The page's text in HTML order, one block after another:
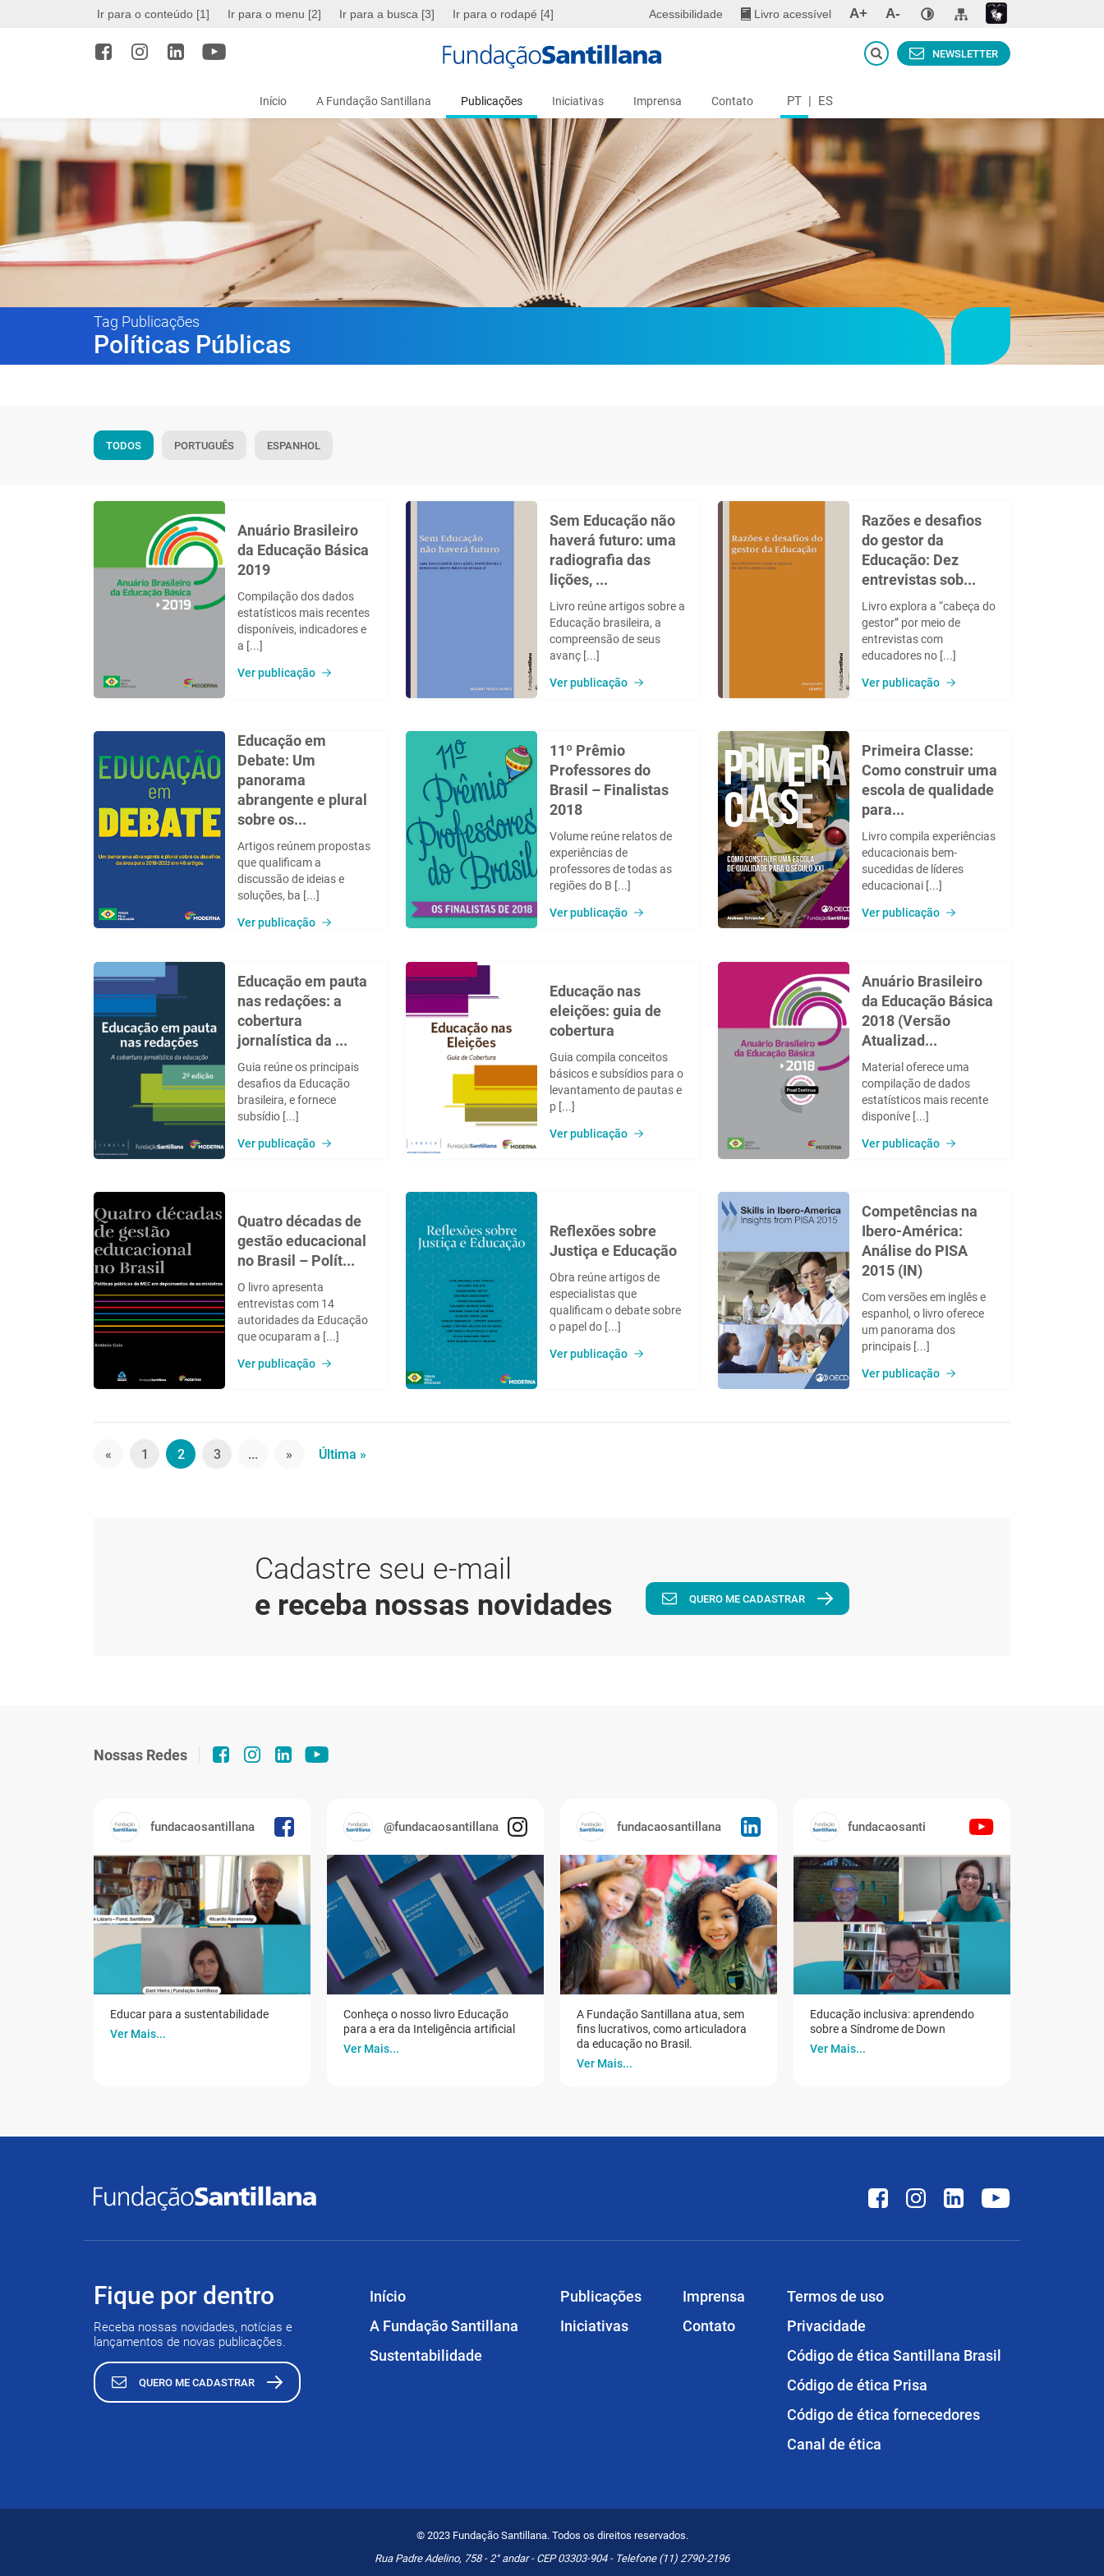
Ir para o conteúdo [1] Ir para o menu [2] Ir para a busca [3] Ir para o rodapé [4] Acessibilidade Livro acessível A+ A-
Início A Fundação Santillana Publicações Iniciativas Imprensa Contato PT | ES
NEWSLETTER
Tag Publicações
Políticas Públicas
TODOS PORTUGUÊS ESPANHOL
Anuário Brasileiro
da Educação Básica
2019
Compilação dos dados
estatísticos mais recentes
disponíveis, indicadores e
a [...]
Ver publicação
Sem Educação não
haverá futuro: uma
radiografia das
lições, ...
Livro reúne artigos sobre a
Educação brasileira, a
compreensão de seus
avanç [...]
Ver publicação
Razões e desafios
do gestor da
Educação: Dez
entrevistas sob...
Livro explora a “cabeça do
gestor” por meio de
entrevistas com
educadores no [...]
Ver publicação
Educação em
Debate: Um
panorama
abrangente e plural
sobre os...
Artigos reúnem propostas
que qualificam a
discussão de ideias e
soluções, ba [...]
Ver publicação
11º Prêmio
Professores do
Brasil – Finalistas
2018
Volume reúne relatos de
experiências de
professores de todas as
regiões do B [...]
Ver publicação
Primeira Classe:
Como construir uma
escola de qualidade
para...
Livro compila experiências
educacionais bem-
sucedidas de líderes
educacionai [...]
Ver publicação
Educação em pauta
nas redações: a
cobertura
jornalística da ...
Guia reúne os principais
desafios da Educação
brasileira, e fornece
subsídio [...]
Ver publicação
Educação nas
eleições: guia de
cobertura
Guia compila conceitos
básicos e subsídios para o
levantamento de pautas e
p [...]
Ver publicação
Anuário Brasileiro
da Educação Básica
2018 (Versão
Atualizad...
Material oferece uma
compilação de dados
estatísticos mais recente
disponíve [...]
Ver publicação
Quatro décadas de
gestão educacional
no Brasil – Polít...
O livro apresenta
entrevistas com 14
autoridades da Educação
que ocuparam a [...]
Ver publicação
Reflexões sobre
Justiça e Educação
Obra reúne artigos de
especialistas que
qualificam o debate sobre
o papel do [...]
Ver publicação
Competências na
Ibero-América:
Análise do PISA
2015 (IN)
Com versões em inglês e
espanhol, o livro oferece
um panorama dos
principais [...]
Ver publicação
« 1 2 3 ... » Última »
Cadastre seu e-mail
e receba nossas novidades
QUERO ME CADASTRAR
Nossas Redes
fundacaosantillana
Educar para a sustentabilidade
Ver Mais...
@fundacaosantillana
Conheça o nosso livro Educação
para a era da Inteligência artificial
Ver Mais...
fundacaosantillana
A Fundação Santillana atua, sem
fins lucrativos, como articuladora
da educação no Brasil.
Ver Mais...
fundacaosanti
Educação inclusiva: aprendendo
sobre a Síndrome de Down
Ver Mais...
Fique por dentro
Receba nossas novidades, notícias e
lançamentos de novas publicações.
QUERO ME CADASTRAR
Início
A Fundação Santillana
Sustentabilidade
Publicações
Iniciativas
Imprensa
Contato
Termos de uso
Privacidade
Código de ética Santillana Brasil
Código de ética Prisa
Código de ética fornecedores
Canal de ética
© 2023 Fundação Santillana. Todos os direitos reservados.
Rua Padre Adelino, 758 - 2° andar - CEP 03303-904 - Telefone (11) 2790-2196